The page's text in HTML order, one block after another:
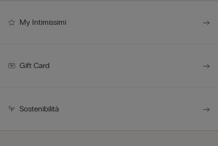
My Intimissimi
Gift Card
Sostenibilità